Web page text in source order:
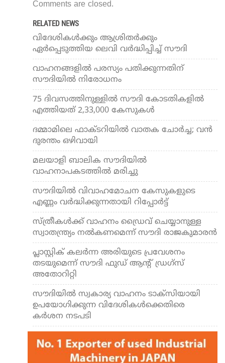
Comments are closed.
RELATED NEWS
വിദേശികള്‍ക്കും ആശ്രിതര്‍ക്കും
ഏര്‍പ്പെടുത്തിയ ലെവി വര്‍ദ്ധിപ്പിച്ച് സൗദി
വാഹനങ്ങളില്‍ പരസ്യം പതിക്കുന്നതിന്
സൗദിയില്‍ നിരോധനം
75 ദിവസത്തിനുള്ളില്‍ സൗദി കോടതികളില്‍
എത്തിയത് 2,33,000 കേസുകള്‍
ദമ്മാമിലെ ഫാക്ടറിയില്‍ വാതക ചോര്‍ച്ച; വന്‍
ദുരന്തം ഒഴിവായി
മലയാളി ബാലിക സൗദിയില്‍
വാഹനാപകടത്തില്‍ മരിച്ചു
സൗദിയില്‍ വിവാഹമോചന കേസുകളുടെ
എണ്ണം വര്‍ദ്ധിക്കുന്നതായി റിപ്പോര്‍ട്ട്
സ്ത്രീകള്‍ക്ക് വാഹനം ഡ്രൈവ് ചെയ്യാനുള്ള
സ്വാതന്ത്ര്യം നല്‍കണമെന്ന് സൗദി രാജകുമാരന്‍
പ്ലാസ്റ്റിക് കലര്‍ന്ന അരിയുടെ പ്രവേശനം
തടയുമെന്ന് സൗദി ഫുഡ് ആന്റ് ഡ്രഗ്സ്
അതോറിറ്റി
സൗദിയില്‍ സ്വകാര്യ വാഹനം ടാക്‌സിയായി
ഉപയോഗിക്കുന്ന വിദേശികള്‍ക്കെതിരെ
കര്‍ശന നടപടി